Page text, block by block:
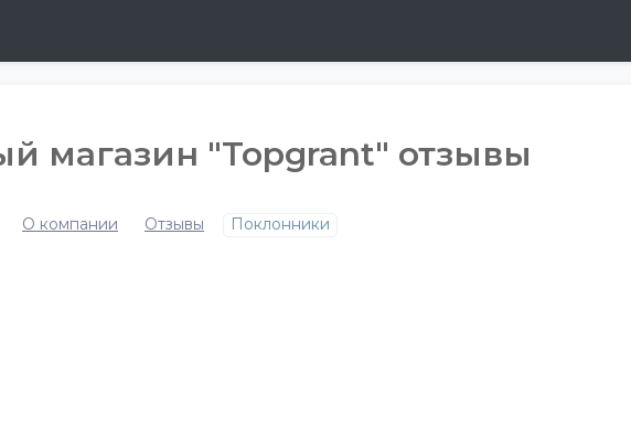
магазин "Topgrant" отзывы
О компании Отзывы Поклонники